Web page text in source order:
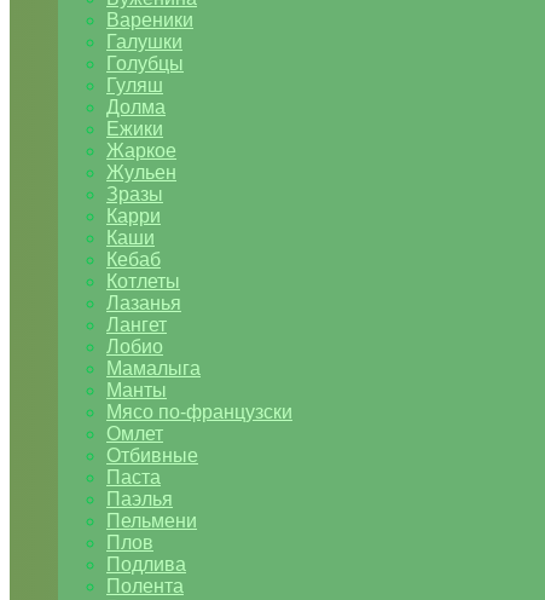
Вареники
Галушки
Голубцы
Гуляш
Долма
Ежики
Жаркое
Жульен
Зразы
Карри
Каши
Кебаб
Котлеты
Лазанья
Лангет
Лобио
Мамалыга
Манты
Мясо по-французски
Омлет
Отбивные
Паста
Паэлья
Пельмени
Плов
Подлива
Полента